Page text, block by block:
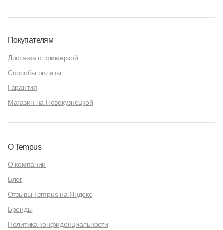
Покупателям
Доставка с примеркой
Способы оплаты
Гарантия
Магазин на Новокузнецкой
О Tempus
О компании
Блог
Отзывы Tempus на Яндекс
Бренды
Политика конфиденциальности